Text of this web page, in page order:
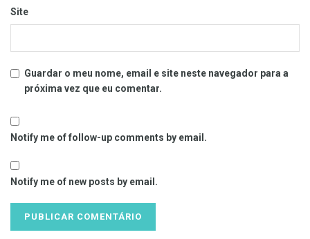
Site
Guardar o meu nome, email e site neste navegador para a
próxima vez que eu comentar.
Notify me of follow-up comments by email.
Notify me of new posts by email.